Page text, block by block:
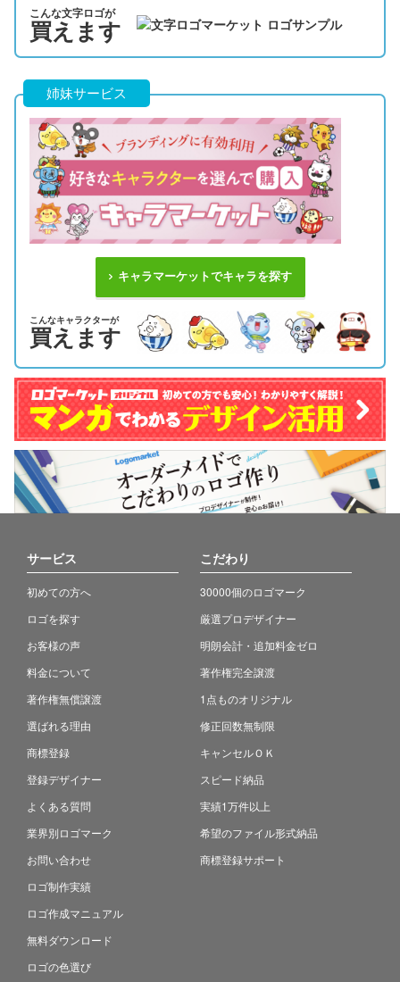
こんな文字ロゴが
買えます
姉妹サービス
キャラマーケットでキャラを探す
こんなキャラクターが
買えます
サービス
初めての方へ
ロゴを探す
お客様の声
料金について
著作権無償譲渡
選ばれる理由
商標登録
登録デザイナー
よくある質問
業界別ロゴマーク
お問い合わせ
ロゴ制作実績
ロゴ作成マニュアル
無料ダウンロード
ロゴの色選び
こだわり
30000個のロゴマーク
厳選プロデザイナー
明朗会計・追加料金ゼロ
著作権完全譲渡
1点ものオリジナル
修正回数無制限
キャンセルＯＫ
スピード納品
実績1万件以上
希望のファイル形式納品
商標登録サポート